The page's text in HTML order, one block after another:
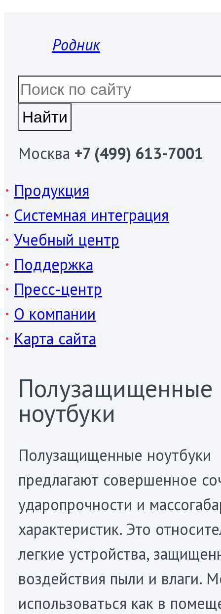
Родник
Москва +7 (499) 613-7001
Продукция
Системная интеграция
Учебный центр
Поддержка
Пресс-центр
О компании
Карта сайта
Полузащищенные
ноутбуки
Полузащищенные ноутбуки
предлагают совершенное
ударопрочности и
характеристик. Это
легкие устройства,
воздействия пыли и влаги.
использоваться как в